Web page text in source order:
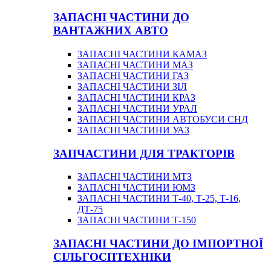
ЗАПАСНІ ЧАСТИНИ ДО
ВАНТАЖНИХ АВТО
ЗАПАСНІ ЧАСТИНИ КАМАЗ
ЗАПАСНІ ЧАСТИНИ МАЗ
ЗАПАСНІ ЧАСТИНИ ГАЗ
ЗАПАСНІ ЧАСТИНИ ЗІЛ
ЗАПАСНІ ЧАСТИНИ КРАЗ
ЗАПАСНІ ЧАСТИНИ УРАЛ
ЗАПАСНІ ЧАСТИНИ АВТОБУСИ СНД
ЗАПАСНІ ЧАСТИНИ УАЗ
ЗАПЧАСТИНИ ДЛЯ ТРАКТОРІВ
ЗАПАСНІ ЧАСТИНИ МТЗ
ЗАПАСНІ ЧАСТИНИ ЮМЗ
ЗАПАСНІ ЧАСТИНИ Т-40, Т-25, Т-16,
ДТ-75
ЗАПАСНІ ЧАСТИНИ Т-150
ЗАПАСНІ ЧАСТИНИ ДО ІМПОРТНОЇ
СІЛЬГОСПТЕХНІКИ